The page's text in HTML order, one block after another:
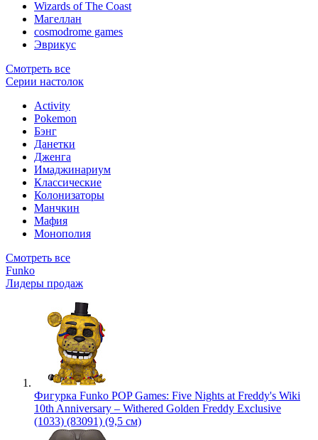
Wizards of The Coast
Магеллан
сosmodrome games
Эврикус
Смотреть все
Серии настолок
Activity
Pokemon
Бэнг
Данетки
Дженга
Имаджинариум
Классические
Колонизаторы
Манчкин
Мафия
Монополия
Смотреть все
Funko
Лидеры продаж
Фигурка Funko POP Games: Five Nights at Freddy's Wiki
10th Anniversary – Withered Golden Freddy Exclusive
(1033) (83091) (9,5 см)